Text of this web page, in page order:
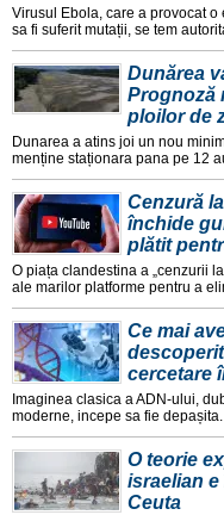
Virusul Ebola, care a provocat
sa fi suferit mutații, se tem
Dunărea
Prognoză
ploilor de
Dunarea a atins joi un nou
menține staționara pana pe 12
Cenzură
închide
plătit
O piața clandestina a „cenzurii
ale marilor platforme pentru a
Ce mai
cercetare
Imaginea clasica a ADN-ului,
moderne, incepe sa fie
O teorie
israelian
Ceuta